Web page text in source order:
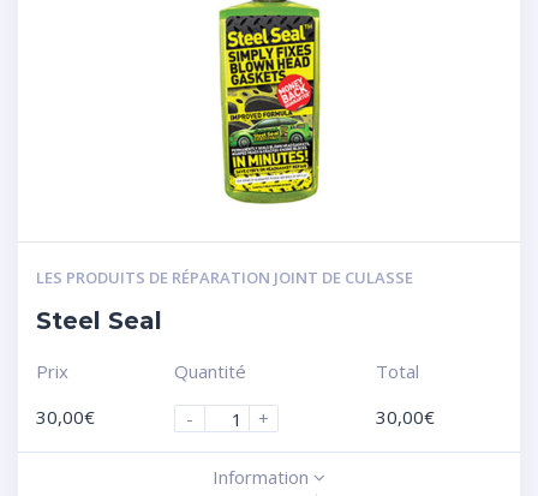
LES PRODUITS DE RÉPARATION JOINT DE CULASSE
Steel Seal
Prix
30,00€
Quantité
-
+
Total
30,00€
Information